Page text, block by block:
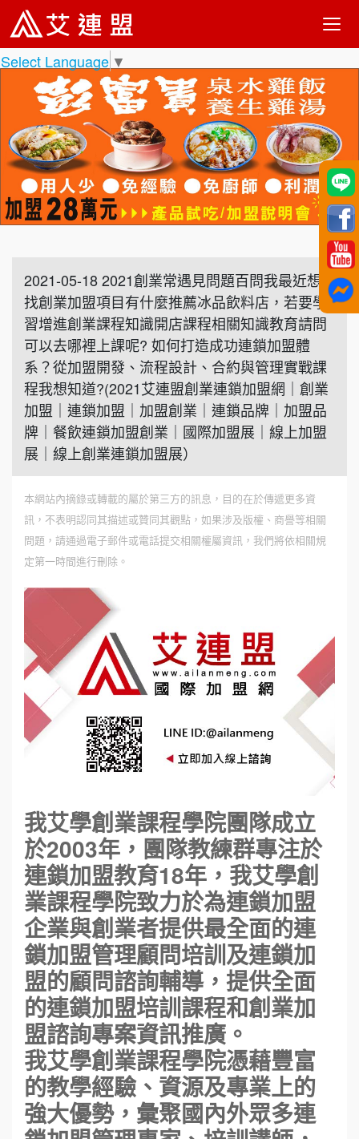
Select Language ▼
2021-05-18 2021創業常遇見問題百問我最近想
找創業加盟項目有什麼推薦冰品飲料店，若要學
習增進創業課程知識開店課程相關知識教育請問
可以去哪裡上課呢? 如何打造成功連鎖加盟體
系？從加盟開發、流程設計、合約與管理實戰課
程我想知道?(2021艾連盟創業連鎖加盟網｜創業
加盟｜連鎖加盟｜加盟創業｜連鎖品牌｜加盟品
牌｜餐飲連鎖加盟創業｜國際加盟展｜線上加盟
展｜線上創業連鎖加盟展）
本網站內摘錄或轉載的屬於第三方的訊息，目的在於傳遞更多資
訊，不表明認同其描述或贊同其觀點，如果涉及版權、商譽等相關
問題，請通過電子郵件或電話提交相關權屬資訊，我們將依相關規
定第一時間進行刪除。
我艾學創業課程學院團隊成立
於2003年，團隊教練群專注於
連鎖加盟教育18年，我艾學創
業課程學院致力於為連鎖加盟
企業與創業者提供最全面的連
鎖加盟管理顧問培訓及連鎖加
盟的顧問諮詢輔導，提供全面
的連鎖加盟培訓課程和創業加
盟諮詢專案資訊推廣。
我艾學創業課程學院憑藉豐富
的教學經驗、資源及專業上的
強大優勢，彙聚國內外眾多連